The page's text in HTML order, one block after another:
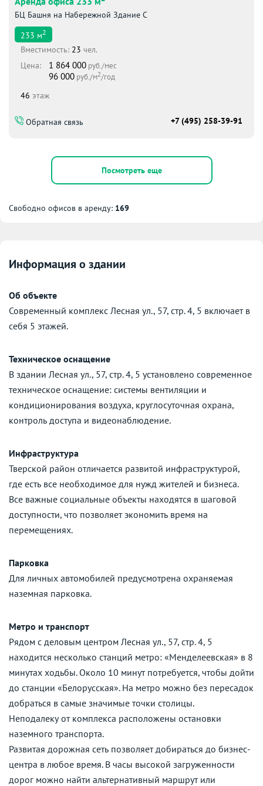
БЦ Башня на Набережной Здание С
233 м2
Вместимоcть: 23 чел.
Цена:
1 864 000 руб./мес
96 000 руб./м2/год
46 этаж
Обратная связь +7 (495) 258-39-91
Посмотреть еще
Свободно офисов в аренду: 169
Информация о здании
Об объекте
Современный комплекс Лесная ул., 57, стр. 4, 5 включает в
себя 5 этажей.
Техническое оснащение
В здании Лесная ул., 57, стр. 4, 5 установлено современное
техническое оснащение: системы вентиляции и
кондиционирования воздуха, круглосуточная охрана,
контроль доступа и видеонаблюдение.
Инфраструктура
Тверской район отличается развитой инфраструктурой,
где есть все необходимое для нужд жителей и бизнеса.
Все важные социальные объекты находятся в шаговой
доступности, что позволяет экономить время на
перемещениях.
Парковка
Для личных автомобилей предусмотрена охраняемая
наземная парковка.
Метро и транспорт
Рядом с деловым центром Лесная ул., 57, стр. 4, 5
находится несколько станций метро: «Менделеевская» в 8
минутах ходьбы. Около 10 минут потребуется, чтобы дойти
до станции «Белорусская». На метро можно без пересадок
добраться в самые значимые точки столицы.
Неподалеку от комплекса расположены остановки
наземного транспорта.
Развитая дорожная сеть позволяет добираться до бизнес-
центра в любое время. В часы высокой загруженности
дорог можно найти альтернативный маршрут или